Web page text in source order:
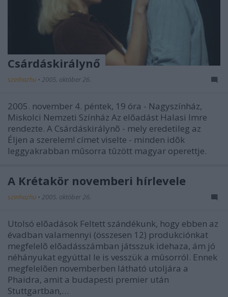
Csárdáskirálynő
szinhazhu • 2005. október 26.
2005. november 4. péntek, 19 óra - Nagyszínház,
Miskolci Nemzeti Színház Az elõadást Halasi Imre
rendezte. A Csárdáskirálynõ - mely eredetileg az
Éljen a szerelem! címet viselte - minden idõk
leggyakrabban mûsorra tûzött magyar operettje.
A Krétakör novemberi hírlevele
szinhazhu • 2005. október 26.
Utolsó elõadások Feltett szándékunk, hogy ebben az
évadban valamennyi (összesen 12) produkciónkat
megfelelõ elõadásszámban játsszuk idehaza, ám jó
néhányukat egyúttal le is vesszük a mûsorról. Ennek
megfelelõen novemberben látható utoljára a
Phaidra, amit a budapesti premier után
Stuttgartban,…